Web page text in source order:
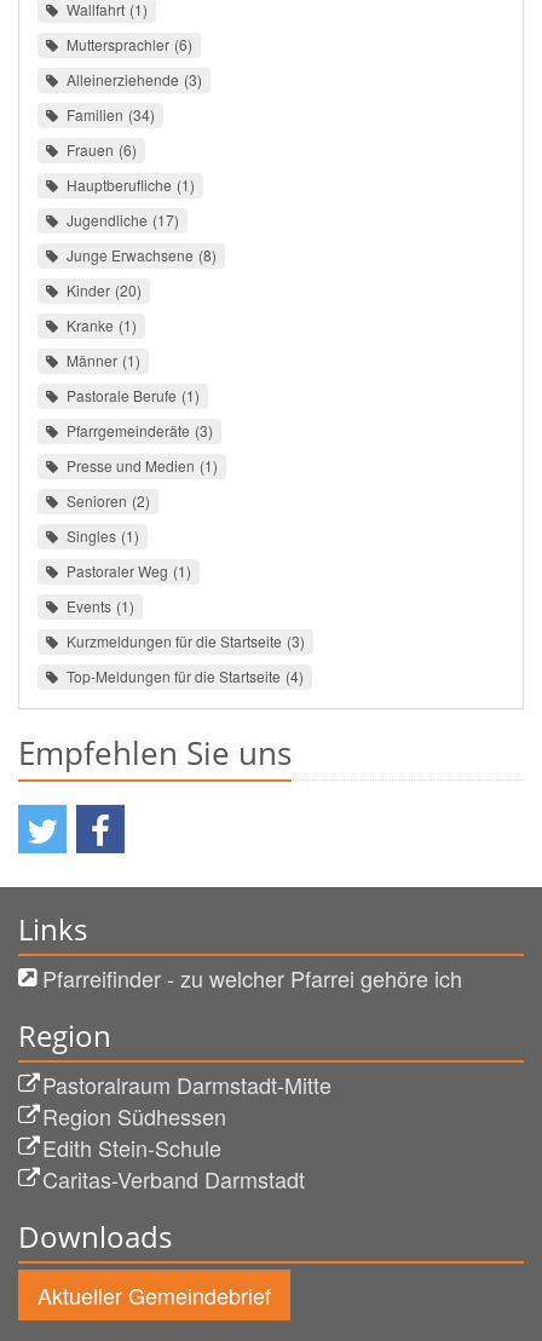
Wallfahrt 1
Muttersprachler 6
Alleinerziehende 3
Familien 34
Frauen 6
Hauptberufliche 1
Jugendliche 17
Junge Erwachsene 8
Kinder 20
Kranke 1
Männer 1
Pastorale Berufe 1
Pfarrgemeinderäte 3
Presse und Medien 1
Senioren 2
Singles 1
Pastoraler Weg 1
Events 1
Kurzmeldungen für die Startseite 3
Top-Meldungen für die Startseite 4
Empfehlen Sie uns
Links
Pfarreifinder - zu welcher Pfarrei gehöre ich
Region
Pastoralraum Darmstadt-Mitte
Region Südhessen
Edith Stein-Schule
Caritas-Verband Darmstadt
Downloads
Aktueller Gemeindebrief